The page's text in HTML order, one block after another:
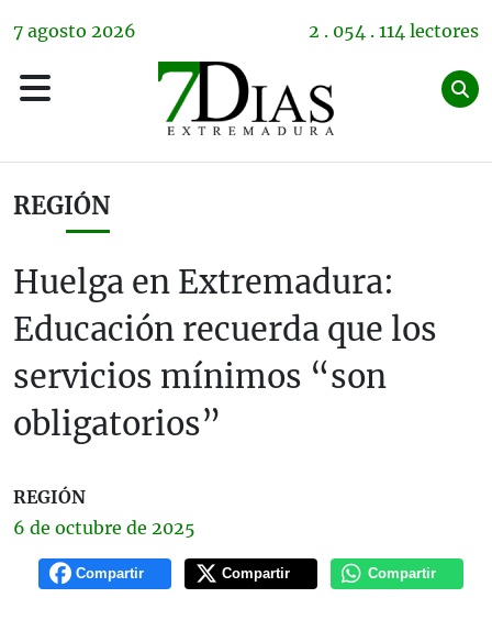
7 agosto 2026 2 . 054 . 114 lectores
REGIÓN
Huelga en Extremadura:
Educación recuerda que los
servicios mínimos “son
obligatorios”
REGIÓN
6 de octubre de 2025
Compartir Compartir Compartir